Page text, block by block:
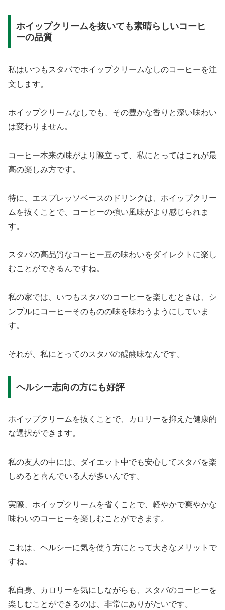
ホイップクリームを抜いても素晴らしいコーヒ
ーの品質
私はいつもスタバでホイップクリームなしのコーヒーを注
文します。
ホイップクリームなしでも、その豊かな香りと深い味わい
は変わりません。
コーヒー本来の味がより際立って、私にとってはこれが最
高の楽しみ方です。
特に、エスプレッソベースのドリンクは、ホイップクリー
ムを抜くことで、コーヒーの強い風味がより感じられま
す。
スタバの高品質なコーヒー豆の味わいをダイレクトに楽し
むことができるんですね。
私の家では、いつもスタバのコーヒーを楽しむときは、シ
ンプルにコーヒーそのものの味を味わうようにしていま
す。
それが、私にとってのスタバの醍醐味なんです。
ヘルシー志向の方にも好評
ホイップクリームを抜くことで、カロリーを抑えた健康的
な選択ができます。
私の友人の中には、ダイエット中でも安心してスタバを楽
しめると喜んでいる人が多いんです。
実際、ホイップクリームを省くことで、軽やかで爽やかな
味わいのコーヒーを楽しむことができます。
これは、ヘルシーに気を使う方にとって大きなメリットで
すね。
私自身、カロリーを気にしながらも、スタバのコーヒーを
楽しむことができるのは、非常にありがたいです。